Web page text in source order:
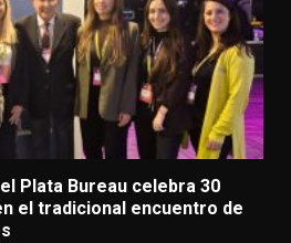
Plata Bureau celebra 30
el tradicional encuentro de